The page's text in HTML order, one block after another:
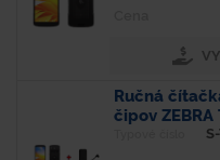
Ručná
čipov ZEBRA